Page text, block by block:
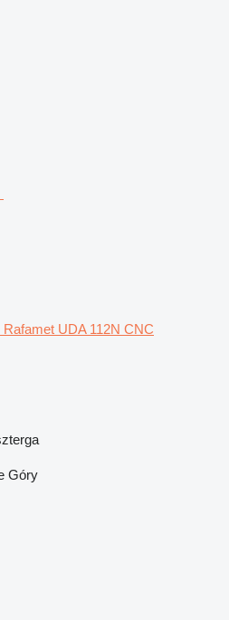
Rafamet UDA 112N CNC
Góry